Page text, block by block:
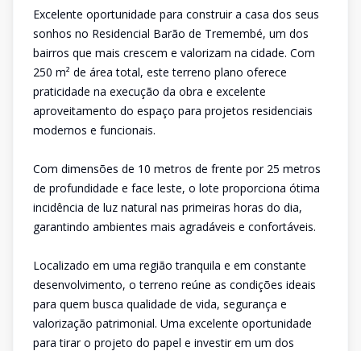
Excelente oportunidade para construir a casa dos seus
sonhos no Residencial Barão de Tremembé, um dos
bairros que mais crescem e valorizam na cidade. Com
250 m² de área total, este terreno plano oferece
praticidade na execução da obra e excelente
aproveitamento do espaço para projetos residenciais
modernos e funcionais.
Com dimensões de 10 metros de frente por 25 metros
de profundidade e face leste, o lote proporciona ótima
incidência de luz natural nas primeiras horas do dia,
garantindo ambientes mais agradáveis e confortáveis.
Localizado em uma região tranquila e em constante
desenvolvimento, o terreno reúne as condições ideais
para quem busca qualidade de vida, segurança e
valorização patrimonial. Uma excelente oportunidade
para tirar o projeto do papel e investir em um dos